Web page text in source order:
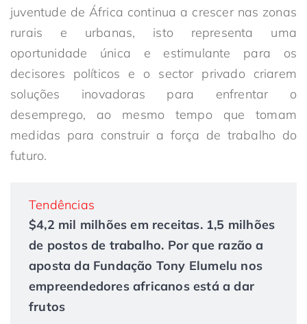
juventude de África continua a crescer nas zonas
rurais e urbanas, isto representa uma
oportunidade única e estimulante para os
decisores políticos e o sector privado criarem
soluções inovadoras para enfrentar o
desemprego, ao mesmo tempo que tomam
medidas para construir a força de trabalho do
futuro.
Tendências
$4,2 mil milhões em receitas. 1,5 milhões
de postos de trabalho. Por que razão a
aposta da Fundação Tony Elumelu nos
empreendedores africanos está a dar
frutos